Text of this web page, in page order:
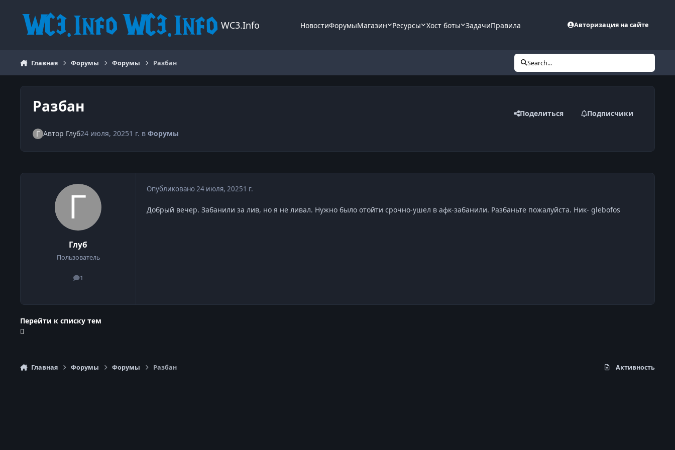
WC3.Info НовостиФорумыМагазин Ресурсы Хост боты ЗадачиПравила Авторизация на сайте
Главная Форумы Форумы Разбан Search...
Разбан Поделиться Подписчики
Автор Глуб24 июля, 20251 г. в Форумы
Глуб
Пользователь
1
сообщения
Опубликовано 24 июля, 20251 г.
Добрый вечер. Забанили за лив, но я не ливал. Нужно было отойти срочно-ушел в афк-забанили. Разбаньте пожалуйста. Ник- glebofos
Перейти к списку тем
Главная Форумы Форумы Разбан Активность